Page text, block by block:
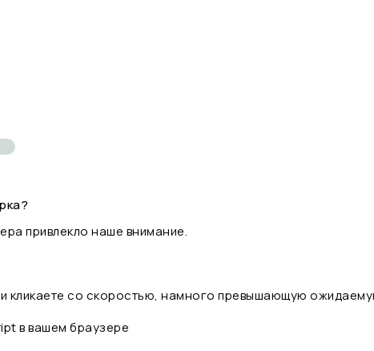
привлекло наше внимание.
кликаете со скоростью, намного превышающую
в вашем браузере